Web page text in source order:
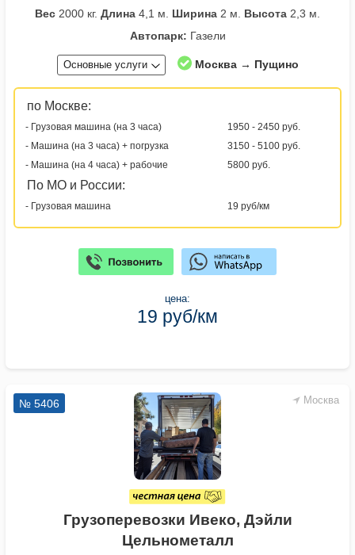
Вес 2000 кг. Длина 4,1 м. Ширина 2 м. Высота 2,3 м.
Автопарк: Газели
Основные услуги Москва → Пущино
по Москве:
- Грузовая машина (на 3 часа)
1950 - 2450 руб.
- Машина (на 3 часа) + погрузка
3150 - 5100 руб.
- Машина (на 4 часа) + рабочие
5800 руб.
По МО и России:
- Грузовая машина 19 руб/км
цена:
19 руб/км
Москва
№ 5406
Грузоперевозки Ивеко, Дэйли
Цельнометалл